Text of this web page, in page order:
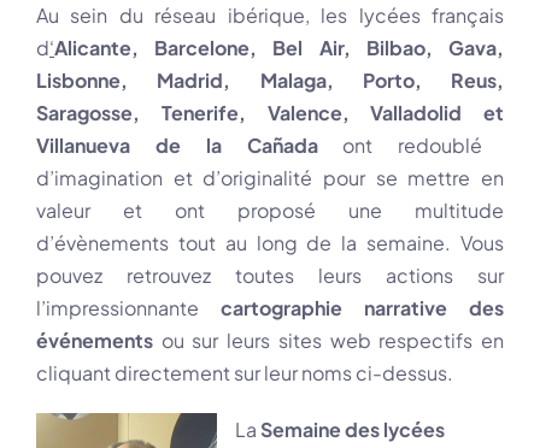
Au sein du réseau ibérique, les lycées français
d‘Alicante, Barcelone, Bel Air, Bilbao,Gava,
Lisbonne, Madrid, Malaga, Porto, Reus,
Saragosse, Tenerife, Valence,Valladolid et
Villanueva de la Cañadaont redoublé
d’imagination et d’originalité pour se mettre en
valeur et ont proposé une multitude
d’évènements tout au long de la semaine. Vous
pouvez retrouvez toutes leurs actions sur
l’impressionnante cartographie narrative des
événements ou sur leurs sites web respectifs en
cliquant directement sur leur noms ci-dessus.
La Semaine des lycées